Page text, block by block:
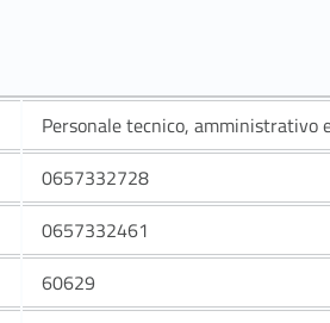
Personale tecnico, amministrativo
0657332728
0657332461
60629